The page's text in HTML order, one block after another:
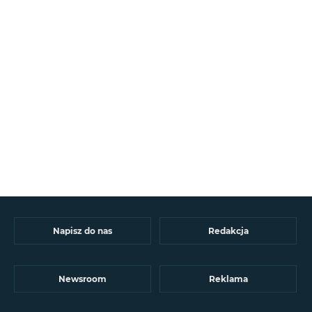
Napisz do nas Redakcja
Newsroom Reklama